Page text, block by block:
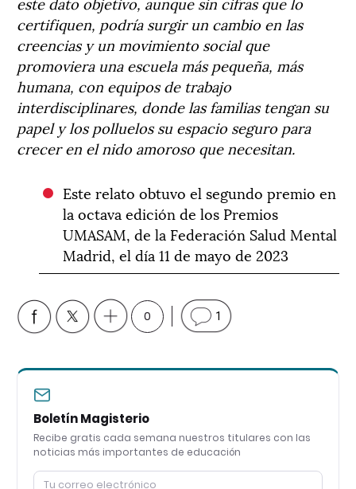
certifiquen, podría surgir un cambio en las
creencias y un movimiento social que
promoviera una escuela más pequeña, más
humana, con equipos de trabajo
interdisciplinares, donde las familias tengan su
papel y los polluelos su espacio seguro para
crecer en el nido amoroso que necesitan.
Este relato obtuvo el segundo premio en
la octava edición de los Premios
UMASAM, de la Federación Salud Mental
Madrid, el día 11 de mayo de 2023
0 1
Boletín Magisterio
Recibe gratis cada semana nuestros titulares con las
noticias más importantes de educación